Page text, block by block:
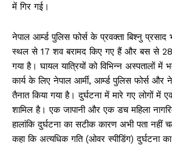
में गिर गई।
नेपाल आर्म्ड पुलिस फोर्स के प्रवक्ता बिश्नु प्रसाद
स्थल से 17 शव बरामद किए गए हैं और बस से 28
गया है। घायल यात्रियों को विभिन्न अस्पतालों में
कार्य के लिए नेपाल आर्मी, आर्म्ड पुलिस फोर्स और
तैनात किया गया है। दुर्घटना में मारे गए लोगों में
शामिल है। एक जापानी और एक डच महिला
हालांकि दुर्घटना का सटीक कारण अभी पता
कहा कि अत्यधिक गति (ओवर स्पीडिंग) दुर्घटना